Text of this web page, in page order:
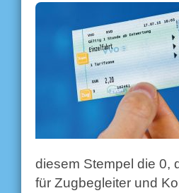
diesem Stempel die 0,
für Zugbegleiter und